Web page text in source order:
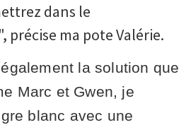
dans le
précise ma pote Valérie.
la solution que
Marc et Gwen, je
blanc avec une